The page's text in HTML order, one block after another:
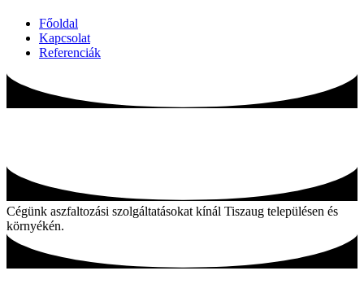
Főoldal
Kapcsolat
Referenciák
Cégünk aszfaltozási szolgáltatásokat kínál Tiszaug településen és
környékén.